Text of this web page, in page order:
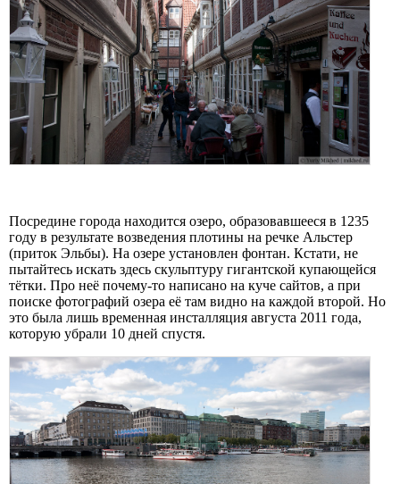
Посредине города находится озеро, образовавшееся в 1235
году в результате возведения плотины на речке Альстер
(приток Эльбы). На озере установлен фонтан. Кстати, не
пытайтесь искать здесь скульптуру гигантской купающейся
тётки. Про неё почему-то написано на куче сайтов, а при
поиске фотографий озера её там видно на каждой второй. Но
это была лишь временная инсталляция августа 2011 года,
которую убрали 10 дней спустя.